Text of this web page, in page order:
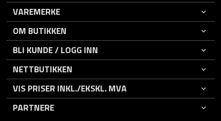
VAREMERKE
OM BUTIKKEN
BLI KUNDE / LOGG INN
NETTBUTIKKEN
VIS PRISER INKL./EKSKL. MVA
PARTNERE